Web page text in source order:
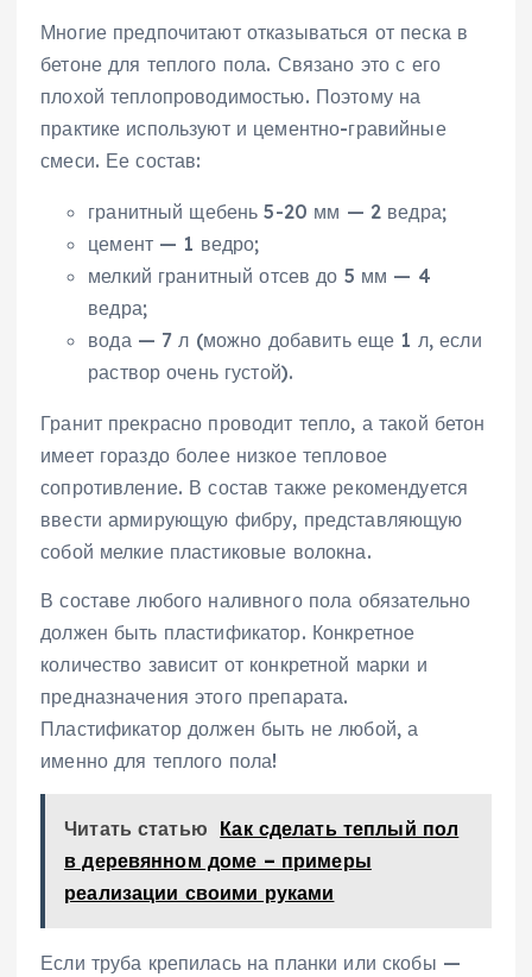
Многие предпочитают отказываться от песка в
бетоне для теплого пола. Связано это с его
плохой теплопроводимостью. Поэтому на
практике используют и цементно-гравийные
смеси. Ее состав:
гранитный щебень 5-20 мм — 2 ведра;
цемент — 1 ведро;
мелкий гранитный отсев до 5 мм — 4
ведра;
вода — 7 л (можно добавить еще 1 л, если
раствор очень густой).
Гранит прекрасно проводит тепло, а такой бетон
имеет гораздо более низкое тепловое
сопротивление. В состав также рекомендуется
ввести армирующую фибру, представляющую
собой мелкие пластиковые волокна.
В составе любого наливного пола обязательно
должен быть пластификатор. Конкретное
количество зависит от конкретной марки и
предназначения этого препарата.
Пластификатор должен быть не любой, а
именно для теплого пола!
Читать статью Как сделать теплый пол
в деревянном доме – примеры
реализации своими руками
Если труба крепилась на планки или скобы —